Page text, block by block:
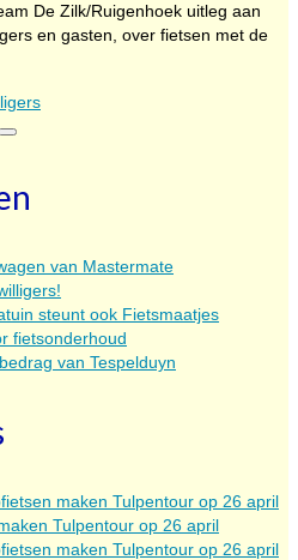
De Zilk/Ruigenhoek uitleg aan
en gasten, over fietsen met de
van Mastermate
steunt ook Fietsmaatjes
fietsonderhoud
van Tespelduyn
maken Tulpentour op 26 april
Tulpentour op 26 april
maken Tulpentour op 26 april